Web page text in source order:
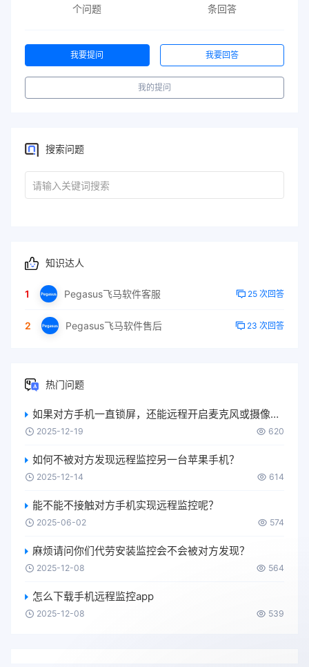
个问题 条回答
我要提问 我要回答
我的提问
搜索问题
知识达人
1 Pegasus飞马软件客服 25 次回答
2 Pegasus飞马软件售后 23 次回答
热门问题
如果对方手机一直锁屏，还能远程开启麦克风或摄像头吗？
2025-12-19 620
如何不被对方发现远程监控另一台苹果手机？
2025-12-14 614
能不能不接触对方手机实现远程监控呢？
2025-06-02 574
麻烦请问你们代劳安装监控会不会被对方发现？
2025-12-08 564
怎么下载手机远程监控app
2025-12-08 539